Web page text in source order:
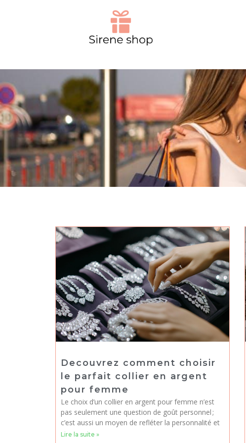
Decouvrez comment choisir
le parfait collier en argent
pour femme
Le choix d’un collier en argent pour femme n’est
pas seulement une question de goût personnel ;
c’est aussi un moyen de refléter la personnalité et
Lire la suite »